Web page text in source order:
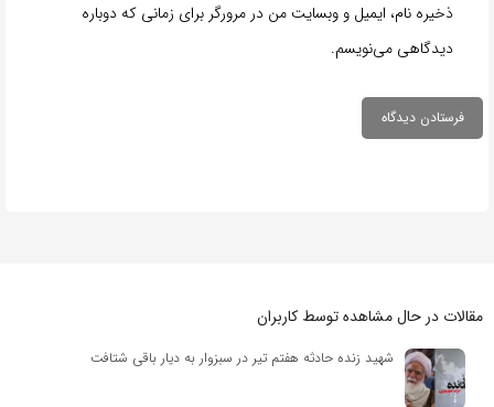
ذخیره نام، ایمیل و وبسایت من در مرورگر برای زمانی که دوباره
دیدگاهی می‌نویسم.
مقالات در حال مشاهده توسط کاربران
شهید زنده حادثه هفتم تیر در سبزوار به دیار باقی شتافت